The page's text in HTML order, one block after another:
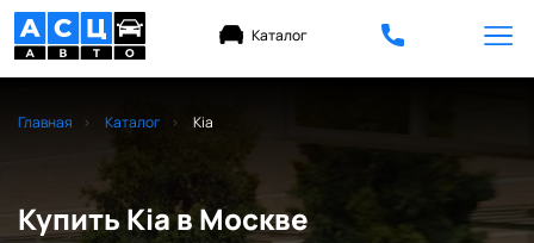
Каталог
Главная Каталог Kia
Купить Kia в Москве